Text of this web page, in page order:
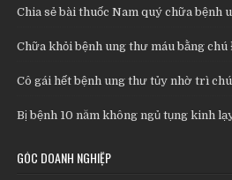
Chia sẻ bài thuốc Nam quý chữa bệnh
Chữa khỏi bệnh ung thư máu bằng
Cô gái hết bệnh ung thư tủy nhờ trì
Bị bệnh 10 năm không ngủ tụng kinh
GÓC DOANH NGHIỆP